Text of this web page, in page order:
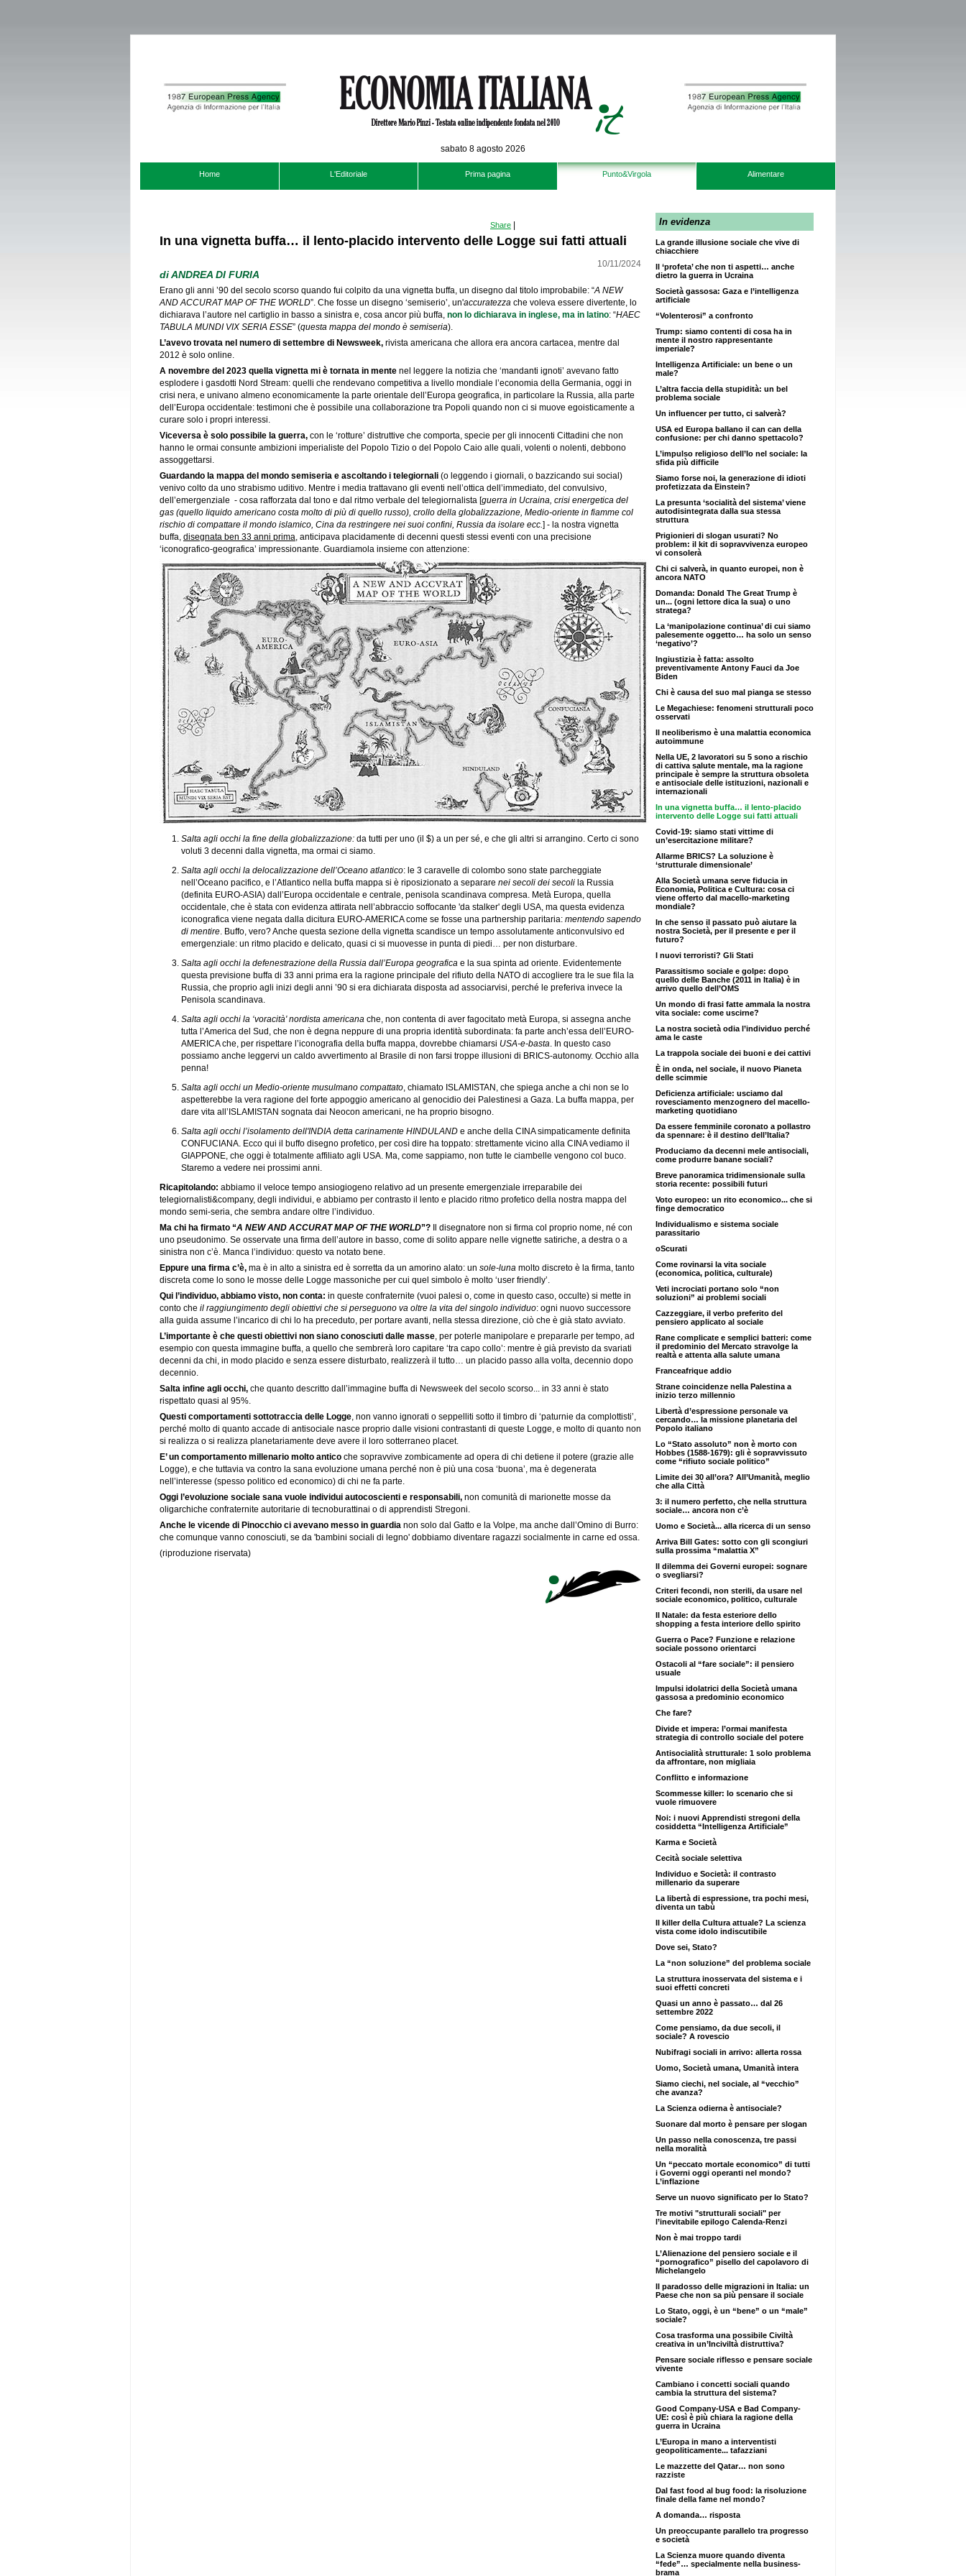
sabato 8 agosto 2026
Home L'Editoriale Prima pagina Punto&Virgola Alimentare
Share
In una vignetta buffa… il lento-placido intervento delle Logge sui fatti attuali
10/11/2024
diANDREA DI FURIA
Erano gli anni ’90 del secolo scorso quando fui colpito da una vignetta buffa, un disegno dal titolo improbabile: “A NEW
AND ACCURAT MAP OF THE WORLD”. Che fosse un disegno ‘semiserio’, un'accuratezza che voleva essere divertente, lo
dichiarava l’autore nel cartiglio in basso a sinistra e, cosa ancor più buffa, non lo dichiarava in inglese, ma in latino: “HAEC
TABULA MUNDI VIX SERIA ESSE” (questa mappa del mondo è semiseria).
L’avevo trovata nel numero di settembre di Newsweek, rivista americana che allora era ancora cartacea, mentre dal
2012 è solo online.
A novembre del 2023 quella vignetta mi è tornata in mente nel leggere la notizia che ‘mandanti ignoti’ avevano fatto
esplodere i gasdotti Nord Stream: quelli che rendevano competitiva a livello mondiale l’economia della Germania, oggi in
crisi nera, e univano almeno economicamente la parte orientale dell’Europa geografica, in particolare la Russia, alla parte
dell’Europa occidentale: testimoni che è possibile una collaborazione tra Popoli quando non ci si muove egoisticamente a
curare solo i propri interessi.
Viceversa è solo possibile la guerra, con le ‘rotture’ distruttive che comporta, specie per gli innocenti Cittadini che non
hanno le ormai consunte ambizioni imperialiste del Popolo Tizio o del Popolo Caio alle quali, volenti o nolenti, debbono
assoggettarsi.
Guardando la mappa del mondo semiseria e ascoltando i telegiornali (o leggendo i giornali, o bazzicando sui social)
venivo colto da uno strabismo uditivo. Mentre i media trattavano gli eventi nell’ottica dell’immediato, del convulsivo,
dell’emergenziale - cosa rafforzata dal tono e dal ritmo verbale del telegiornalista [guerra in Ucraina, crisi energetica del
gas (quello liquido americano costa molto di più di quello russo), crollo della globalizzazione, Medio-oriente in fiamme col
rischio di compattare il mondo islamico, Cina da restringere nei suoi confini, Russia da isolare ecc.] - la nostra vignetta
buffa, disegnata ben 33 anni prima, anticipava placidamente di decenni questi stessi eventi con una precisione
‘iconografico-geografica’ impressionante. Guardiamola insieme con attenzione:
Salta agli occhi la fine della globalizzazione: da tutti per uno (il $) a un per sé, e che gli altri si arrangino. Certo ci sono
voluti 3 decenni dalla vignetta, ma ormai ci siamo.
Salta agli occhi la delocalizzazione dell’Oceano atlantico: le 3 caravelle di colombo sono state parcheggiate
nell’Oceano pacifico, e l’Atlantico nella buffa mappa si è riposizionato a separare nei secoli dei secoli la Russia
(definita EURO-ASIA) dall’Europa occidentale e centrale, penisola scandinava compresa. Metà Europa, quella
occidentale, che è stata con evidenza attirata nell’abbraccio soffocante 'da stalker' degli USA, ma questa evidenza
iconografica viene negata dalla dicitura EURO-AMERICA come se fosse una partnership paritaria: mentendo sapendo
di mentire. Buffo, vero? Anche questa sezione della vignetta scandisce un tempo assolutamente anticonvulsivo ed
emergenziale: un ritmo placido e delicato, quasi ci si muovesse in punta di piedi… per non disturbare.
Salta agli occhi la defenestrazione della Russia dall’Europa geografica e la sua spinta ad oriente. Evidentemente
questa previsione buffa di 33 anni prima era la ragione principale del rifiuto della NATO di accogliere tra le sue fila la
Russia, che proprio agli inizi degli anni ’90 si era dichiarata disposta ad associarvisi, perché le preferiva invece la
Penisola scandinava.
Salta agli occhi la ‘voracità' nordista americana che, non contenta di aver fagocitato metà Europa, si assegna anche
tutta l’America del Sud, che non è degna neppure di una propria identità subordinata: fa parte anch’essa dell’EURO-
AMERICA che, per rispettare l’iconografia della buffa mappa, dovrebbe chiamarsi USA-e-basta. In questo caso
possiamo anche leggervi un caldo avvertimento al Brasile di non farsi troppe illusioni di BRICS-autonomy. Occhio alla
penna!
Salta agli occhi un Medio-oriente musulmano compattato, chiamato ISLAMISTAN, che spiega anche a chi non se lo
aspetterebbe la vera ragione del forte appoggio americano al genocidio dei Palestinesi a Gaza. La buffa mappa, per
dare vita all’ISLAMISTAN sognata dai Neocon americani, ne ha proprio bisogno.
Salta agli occhi l’isolamento dell'INDIA detta carinamente HINDULAND e anche della CINA simpaticamente definita
CONFUCIANA. Ecco qui il buffo disegno profetico, per così dire ha toppato: strettamente vicino alla CINA vediamo il
GIAPPONE, che oggi è totalmente affiliato agli USA. Ma, come sappiamo, non tutte le ciambelle vengono col buco.
Staremo a vedere nei prossimi anni.
Ricapitolando: abbiamo il veloce tempo ansiogiogeno relativo ad un presente emergenziale irreparabile dei
telegiornalisti&company, degli individui, e abbiamo per contrasto il lento e placido ritmo profetico della nostra mappa del
mondo semi-seria, che sembra andare oltre l’individuo.
Ma chi ha firmato “A NEW AND ACCURAT MAP OF THE WORLD”? Il disegnatore non si firma col proprio nome, né con
uno pseudonimo. Se osservate una firma dell’autore in basso, come di solito appare nelle vignette satiriche, a destra o a
sinistra non c’è. Manca l’individuo: questo va notato bene.
Eppure una firma c’è, ma è in alto a sinistra ed è sorretta da un amorino alato: un sole-luna molto discreto è la firma, tanto
discreta come lo sono le mosse delle Logge massoniche per cui quel simbolo è molto ‘user friendly’.
Qui l’individuo, abbiamo visto, non conta: in queste confraternite (vuoi palesi o, come in questo caso, occulte) si mette in
conto che il raggiungimento degli obiettivi che si perseguono va oltre la vita del singolo individuo: ogni nuovo successore
alla guida assume l’incarico di chi lo ha preceduto, per portare avanti, nella stessa direzione, ciò che è già stato avviato.
L’importante è che questi obiettivi non siano conosciuti dalle masse, per poterle manipolare e prepararle per tempo, ad
esempio con questa immagine buffa, a quello che sembrerà loro capitare ‘tra capo collo’: mentre è già previsto da svariati
decenni da chi, in modo placido e senza essere disturbato, realizzerà il tutto… un placido passo alla volta, decennio dopo
decennio.
Salta infine agli occhi, che quanto descritto dall’immagine buffa di Newsweek del secolo scorso... in 33 anni è stato
rispettato quasi al 95%.
Questi comportamenti sottotraccia delle Logge, non vanno ignorati o seppelliti sotto il timbro di ‘paturnie da complottisti’,
perché molto di quanto accade di antisociale nasce proprio dalle visioni contrastanti di queste Logge, e molto di quanto non
si realizza o si realizza planetariamente deve avere il loro sotterraneo placet.
E’ un comportamento millenario molto antico che sopravvive zombicamente ad opera di chi detiene il potere (grazie alle
Logge), e che tuttavia va contro la sana evoluzione umana perché non è più una cosa ‘buona’, ma è degenerata
nell’interesse (spesso politico ed economico) di chi ne fa parte.
Oggi l’evoluzione sociale sana vuole individui autocoscienti e responsabili, non comunità di marionette mosse da
oligarchiche confraternite autoritarie di tecnoburattinai o di apprendisti Stregoni.
Anche le vicende di Pinocchio ci avevano messo in guardia non solo dal Gatto e la Volpe, ma anche dall’Omino di Burro:
che comunque vanno conosciuti, se da 'bambini sociali di legno' dobbiamo diventare ragazzi socialmente in carne ed ossa.
(riproduzione riservata)
In evidenza
La grande illusione sociale che vive di
chiacchiere
Il ‘profeta’ che non ti aspetti… anche
dietro la guerra in Ucraina
Società gassosa: Gaza e l’intelligenza
artificiale
“Volenterosi” a confronto
Trump: siamo contenti di cosa ha in
mente il nostro rappresentante
imperiale?
Intelligenza Artificiale: un bene o un
male?
L’altra faccia della stupidità: un bel
problema sociale
Un influencer per tutto, ci salverà?
USA ed Europa ballano il can can della
confusione: per chi danno spettacolo?
L’impulso religioso dell’Io nel sociale: la
sfida più difficile
Siamo forse noi, la generazione di idioti
profetizzata da Einstein?
La presunta ‘socialità del sistema’ viene
autodisintegrata dalla sua stessa
struttura
Prigionieri di slogan usurati? No
problem: il kit di sopravvivenza europeo
vi consolerà
Chi ci salverà, in quanto europei, non è
ancora NATO
Domanda: Donald The Great Trump è
un... (ogni lettore dica la sua) o uno
stratega?
La ‘manipolazione continua’ di cui siamo
palesemente oggetto… ha solo un senso
‘negativo’?
Ingiustizia è fatta: assolto
preventivamente Antony Fauci da Joe
Biden
Chi è causa del suo mal pianga se stesso
Le Megachiese: fenomeni strutturali poco
osservati
Il neoliberismo è una malattia economica
autoimmune
Nella UE, 2 lavoratori su 5 sono a rischio
di cattiva salute mentale, ma la ragione
principale è sempre la struttura obsoleta
e antisociale delle istituzioni, nazionali e
internazionali
In una vignetta buffa… il lento-placido
intervento delle Logge sui fatti attuali
Covid-19: siamo stati vittime di
un’esercitazione militare?
Allarme BRICS? La soluzione è
‘strutturale dimensionale’
Alla Società umana serve fiducia in
Economia, Politica e Cultura: cosa ci
viene offerto dal macello-marketing
mondiale?
In che senso il passato può aiutare la
nostra Società, per il presente e per il
futuro?
I nuovi terroristi? Gli Stati
Parassitismo sociale e golpe: dopo
quello delle Banche (2011 in Italia) è in
arrivo quello dell’OMS
Un mondo di frasi fatte ammala la nostra
vita sociale: come uscirne?
La nostra società odia l’individuo perché
ama le caste
La trappola sociale dei buoni e dei cattivi
È in onda, nel sociale, il nuovo Pianeta
delle scimmie
Deficienza artificiale: usciamo dal
rovesciamento menzognero del macello-
marketing quotidiano
Da essere femminile coronato a pollastro
da spennare: è il destino dell’Italia?
Produciamo da decenni mele antisociali,
come produrre banane sociali?
Breve panoramica tridimensionale sulla
storia recente: possibili futuri
Voto europeo: un rito economico... che si
finge democratico
Individualismo e sistema sociale
parassitario
oScurati
Come rovinarsi la vita sociale
(economica, politica, culturale)
Veti incrociati portano solo “non
soluzioni” ai problemi sociali
Cazzeggiare, il verbo preferito del
pensiero applicato al sociale
Rane complicate e semplici batteri: come
il predominio del Mercato stravolge la
realtà e attenta alla salute umana
Franceafrique addio
Strane coincidenze nella Palestina a
inizio terzo millennio
Libertà d’espressione personale va
cercando… la missione planetaria del
Popolo italiano
Lo “Stato assoluto” non è morto con
Hobbes (1588-1679): gli è sopravvissuto
come “rifiuto sociale politico”
Limite dei 30 all’ora? All’Umanità, meglio
che alla Città
3: il numero perfetto, che nella struttura
sociale… ancora non c’è
Uomo e Società... alla ricerca di un senso
Arriva Bill Gates: sotto con gli scongiuri
sulla prossima “malattia X”
Il dilemma dei Governi europei: sognare
o svegliarsi?
Criteri fecondi, non sterili, da usare nel
sociale economico, politico, culturale
Il Natale: da festa esteriore dello
shopping a festa interiore dello spirito
Guerra o Pace? Funzione e relazione
sociale possono orientarci
Ostacoli al “fare sociale”: il pensiero
usuale
Impulsi idolatrici della Società umana
gassosa a predominio economico
Che fare?
Divide et impera: l’ormai manifesta
strategia di controllo sociale del potere
Antisocialità strutturale: 1 solo problema
da affrontare, non migliaia
Conflitto e informazione
Scommesse killer: lo scenario che si
vuole rimuovere
Noi: i nuovi Apprendisti stregoni della
cosiddetta “Intelligenza Artificiale”
Karma e Società
Cecità sociale selettiva
Individuo e Società: il contrasto
millenario da superare
La libertà di espressione, tra pochi mesi,
diventa un tabù
Il killer della Cultura attuale? La scienza
vista come idolo indiscutibile
Dove sei, Stato?
La “non soluzione” del problema sociale
La struttura inosservata del sistema e i
suoi effetti concreti
Quasi un anno è passato… dal 26
settembre 2022
Come pensiamo, da due secoli, il
sociale? A rovescio
Nubifragi sociali in arrivo: allerta rossa
Uomo, Società umana, Umanità intera
Siamo ciechi, nel sociale, al “vecchio”
che avanza?
La Scienza odierna è antisociale?
Suonare dal morto è pensare per slogan
Un passo nella conoscenza, tre passi
nella moralità
Un “peccato mortale economico” di tutti
i Governi oggi operanti nel mondo?
L’inflazione
Serve un nuovo significato per lo Stato?
Tre motivi "strutturali sociali" per
l’inevitabile epilogo Calenda-Renzi
Non è mai troppo tardi
L’Alienazione del pensiero sociale e il
“pornografico” pisello del capolavoro di
Michelangelo
Il paradosso delle migrazioni in Italia: un
Paese che non sa più pensare il sociale
Lo Stato, oggi, è un “bene” o un “male”
sociale?
Cosa trasforma una possibile Civiltà
creativa in un’Inciviltà distruttiva?
Pensare sociale riflesso e pensare sociale
vivente
Cambiano i concetti sociali quando
cambia la struttura del sistema?
Good Company-USA e Bad Company-
UE: così è più chiara la ragione della
guerra in Ucraina
L’Europa in mano a interventisti
geopoliticamente... tafazziani
Le mazzette del Qatar… non sono
razziste
Dal fast food al bug food: la risoluzione
finale della fame nel mondo?
A domanda… risposta
Un preoccupante parallelo tra progresso
e società
La Scienza muore quando diventa
“fede”… specialmente nella business-
brama